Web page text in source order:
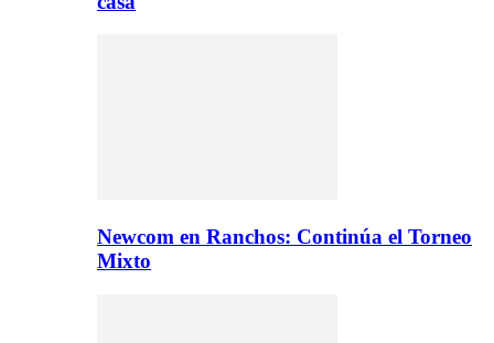
Newcom en Ranchos: Continúa el Torneo
Mixto